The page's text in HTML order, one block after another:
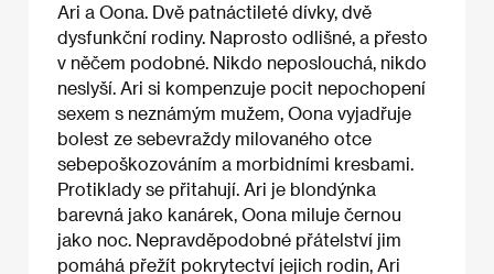
Ari a Oona. Dvě patnáctileté dívky, dvě
dysfunkční rodiny. Naprosto odlišné, a přesto
v něčem podobné. Nikdo neposlouchá, nikdo
neslyší. Ari si kompenzuje pocit nepochopení
sexem s neznámým mužem, Oona vyjadřuje
bolest ze sebevraždy milovaného otce
sebepoškozováním a morbidními kresbami.
Protiklady se přitahují. Ari je blondýnka
barevná jako kanárek, Oona miluje černou
jako noc. Nepravděpodobné přátelství jim
pomáhá přežít pokrytectví jejich rodin, Ari